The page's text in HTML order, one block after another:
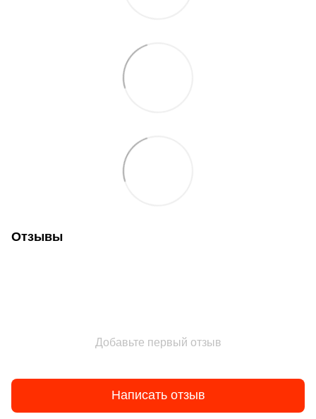
Отзывы
Добавьте первый отзыв
Написать отзыв